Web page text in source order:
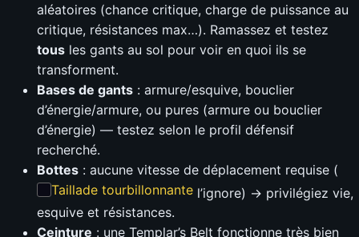
aléatoires (chance critique, charge de puissance au
critique, résistances max…). Ramassez et testez
tous les gants au sol pour voir en quoi ils se
transforment.
Bases de gants : armure/esquive, bouclier
d’énergie/armure, ou pures (armure ou bouclier
d’énergie) — testez selon le profil défensif
recherché.
Bottes : aucune vitesse de déplacement requise (
Taillade tourbillonnante l’ignore) → privilégiez vie,
esquive et résistances.
Ceinture : une Templar’s Belt fonctionne très bien